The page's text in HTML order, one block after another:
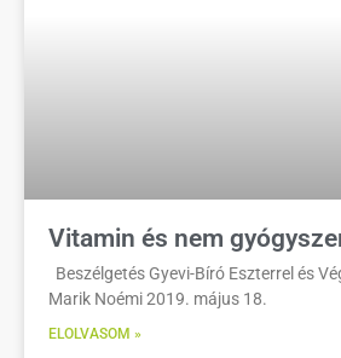
Vitamin és nem
Beszélgetés Gyevi-Bíró Eszterrel és
Marik Noémi 2019. május 18.
ELOLVASOM »